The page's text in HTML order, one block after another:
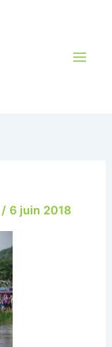
/6 juin 2018